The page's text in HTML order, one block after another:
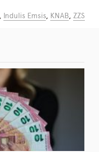
, Indulis Emsis, KNAB,ZZS